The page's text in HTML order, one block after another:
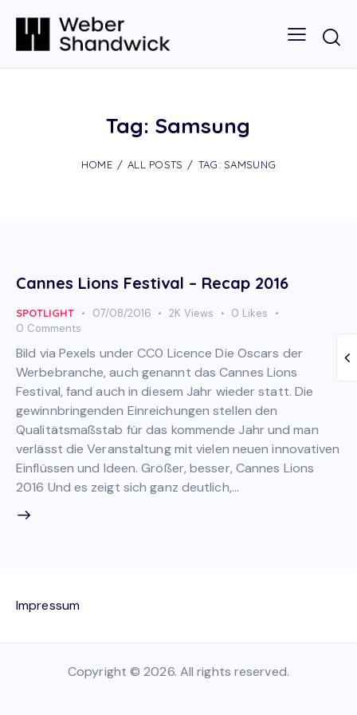
Tag: Samsung
HOME ALL POSTS TAG: SAMSUNG
Cannes Lions Festival – Recap 2016
SPOTLIGHT 07/08/2016 2K Views 0 Likes
0 Comments
Bild via Pexels under CC0 Licence Die Oscars der
Werbebranche, auch genannt das Cannes Lions
Festival, fand auch in diesem Jahr wieder statt. Die
gewinnbringenden Einreichungen stellen den
Qualitätsmaßstab für das kommende Jahr und man
verlässt die Veranstaltung mit vielen neuen innovativen
Einflüssen und Ideen. Größer, besser, Cannes Lions
2016 Und es zeigt sich ganz deutlich,…
Impressum
Copyright © 2026. All rights reserved.